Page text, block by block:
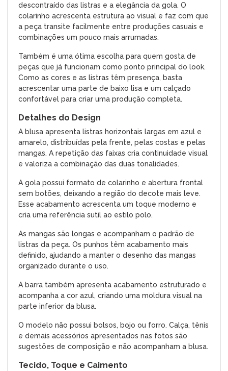
descontraído das listras e a elegância da gola. O
colarinho acrescenta estrutura ao visual e faz com que
a peça transite facilmente entre produções casuais e
combinações um pouco mais arrumadas.
Também é uma ótima escolha para quem gosta de
peças que já funcionam como ponto principal do look.
Como as cores e as listras têm presença, basta
acrescentar uma parte de baixo lisa e um calçado
confortável para criar uma produção completa.
Detalhes do Design
A blusa apresenta listras horizontais largas em azul e
amarelo, distribuídas pela frente, pelas costas e pelas
mangas. A repetição das faixas cria continuidade visual
e valoriza a combinação das duas tonalidades.
A gola possui formato de colarinho e abertura frontal
sem botões, deixando a região do decote mais leve.
Esse acabamento acrescenta um toque moderno e
cria uma referência sutil ao estilo polo.
As mangas são longas e acompanham o padrão de
listras da peça. Os punhos têm acabamento mais
definido, ajudando a manter o desenho das mangas
organizado durante o uso.
A barra também apresenta acabamento estruturado e
acompanha a cor azul, criando uma moldura visual na
parte inferior da blusa.
O modelo não possui bolsos, bojo ou forro. Calça, tênis
e demais acessórios apresentados nas fotos são
sugestões de composição e não acompanham a blusa.
Tecido, Toque e Caimento